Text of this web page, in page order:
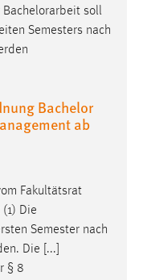
Bachelorarbeit soll
Semesters nach
Bachelor
ab
Fakultätsrat
(1) Die
Semester nach
Die [...]
§ 8